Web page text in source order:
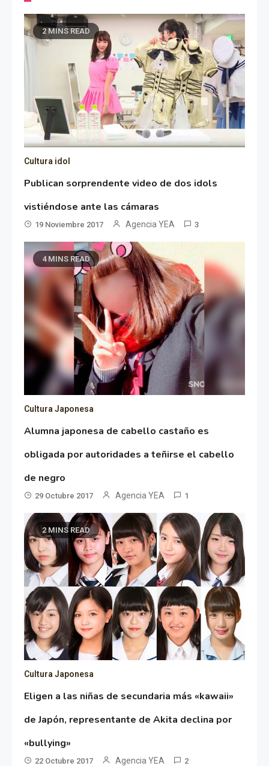
2 MINS READ
Cultura idol
Publican sorprendente video de dos idols
vistiéndose ante las cámaras
19 Noviembre 2017 Agencia YEA 3
4 MINS READ
Cultura Japonesa
Alumna japonesa de cabello castaño es
obligada por autoridades a teñirse el cabello
de negro
29 Octubre 2017 Agencia YEA 1
2 MINS READ
Cultura Japonesa
Eligen a las niñas de secundaria más «kawaii»
de Japón, representante de Akita declina por
«bullying»
22 Octubre 2017 Agencia YEA 2